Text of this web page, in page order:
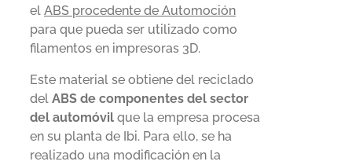
el ABS procedente de Automoción
para que pueda ser utilizado como
filamentos en impresoras 3D.
Este material se obtiene del reciclado
del ABS de componentes del sector
del automóvil que la empresa procesa
en su planta de Ibi. Para ello, se ha
realizado una modificación en la